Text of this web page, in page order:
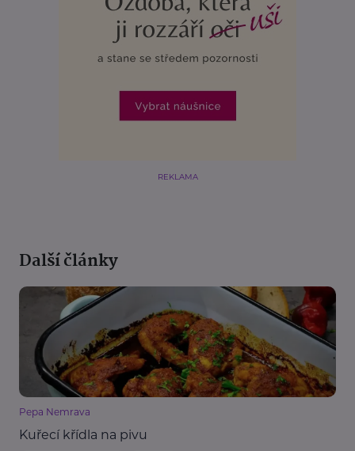
REKLAMA
Další články
Pepa Nemrava
Kuřecí křídla na pivu